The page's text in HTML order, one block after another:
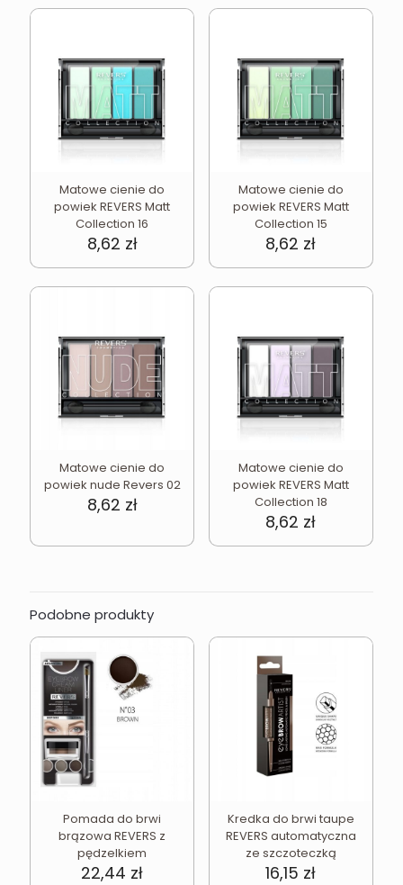
Matowe cienie do
powiek REVERS Matt
Collection 16
8,62 zł
Matowe cienie do
powiek REVERS Matt
Collection 15
8,62 zł
Matowe cienie do
powiek nude Revers 02
8,62 zł
Matowe cienie do
powiek REVERS Matt
Collection 18
8,62 zł
Podobne produkty
Pomada do brwi
brązowa REVERS z
pędzelkiem
22,44 zł
Kredka do brwi taupe
REVERS automatyczna
ze szczoteczką
16,15 zł